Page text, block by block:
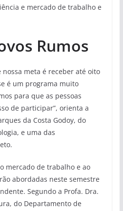
e mercado de trabalho e
Rumos
nossa meta é receber até oito
é um programa muito
para que as pessoas
de participar”, orienta a
da Costa Godoy, do
e uma das
mercado de trabalho e ao
abordadas neste semestre
Segundo a Profa. Dra.
do Departamento de